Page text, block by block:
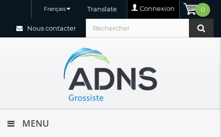
0
Connexion
Translate
Français
Nous contacter
MENU